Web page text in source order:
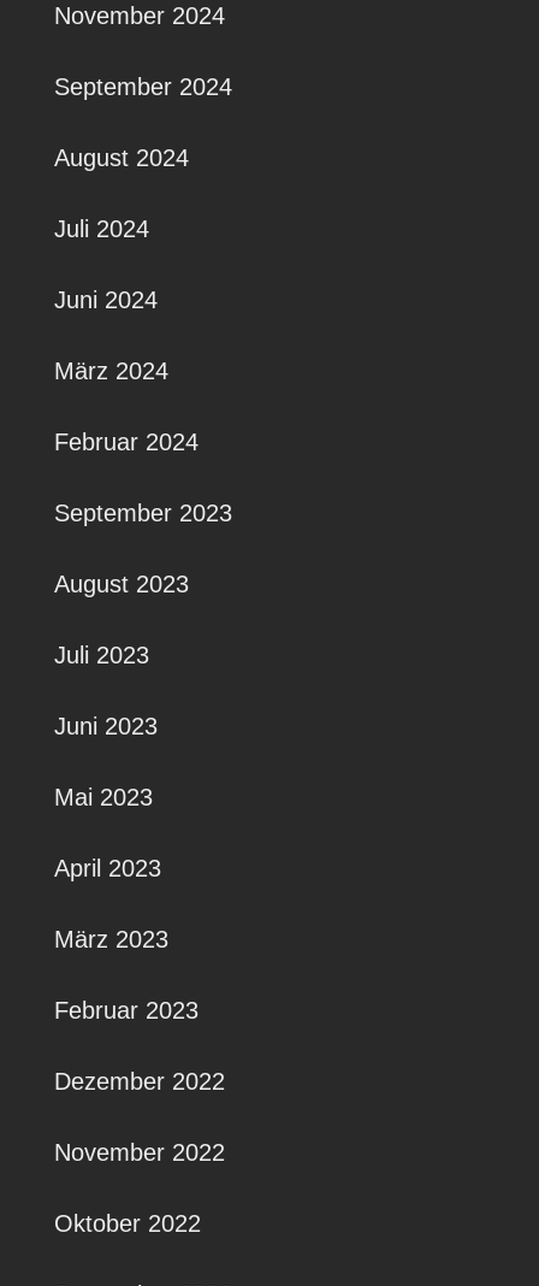
November 2024
September 2024
August 2024
Juli 2024
Juni 2024
März 2024
Februar 2024
September 2023
August 2023
Juli 2023
Juni 2023
Mai 2023
April 2023
März 2023
Februar 2023
Dezember 2022
November 2022
Oktober 2022